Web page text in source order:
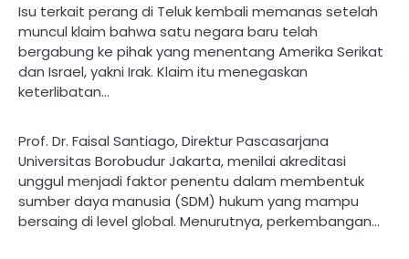
Isu terkait perang di Teluk kembali memanas setelah
muncul klaim bahwa satu negara baru telah
bergabung ke pihak yang menentang Amerika Serikat
dan Israel, yakni Irak. Klaim itu menegaskan
keterlibatan…
Prof. Dr. Faisal Santiago, Direktur Pascasarjana
Universitas Borobudur Jakarta, menilai akreditasi
unggul menjadi faktor penentu dalam membentuk
sumber daya manusia (SDM) hukum yang mampu
bersaing di level global. Menurutnya, perkembangan…